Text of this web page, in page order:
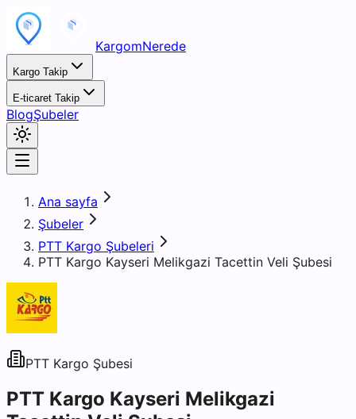
KargomNerede
Kargo Takip
E-ticaret Takip
BlogŞubeler
Ana sayfa
Şubeler
PTT Kargo Şubeleri
PTT Kargo Kayseri Melikgazi Tacettin Veli Şubesi
PTT Kargo Şubesi
PTT Kargo Kayseri Melikgazi